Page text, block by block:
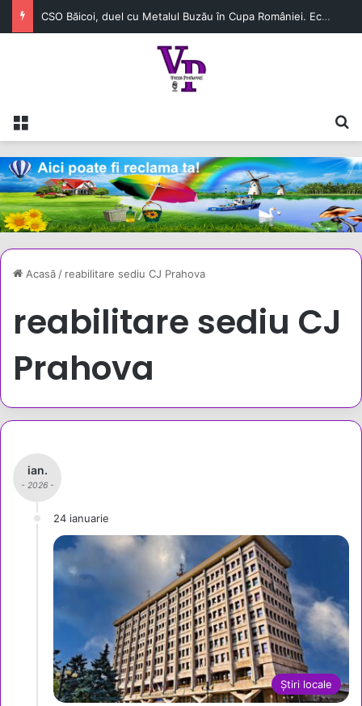
CSO Băicoi, duel cu Metalul Buzău în Cupa României. Echipa prahoveană continuă aventura în competiție
Meniu
Acasă/ reabilitare sediu CJ Prahova
reabilitare sediu CJ
Prahova
ian.
- 2026 -
24 ianuarie
Știri locale